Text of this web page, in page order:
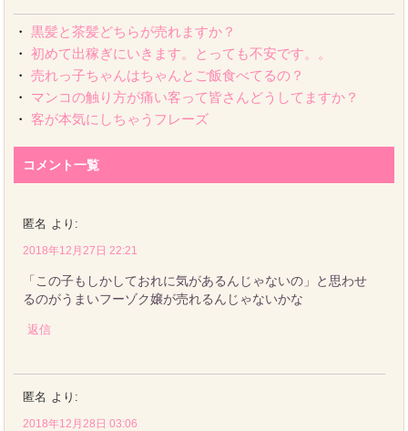
・ 黒髪と茶髪どちらが売れますか？
・ 初めて出稼ぎにいきます。とっても不安です。。
・ 売れっ子ちゃんはちゃんとご飯食べてるの？
・
マンコの触り方が痛い客って皆さんどうしてますか？
・ 客が本気にしちゃうフレーズ
コメント一覧
匿名 より:
2018年12月27日 22:21
「この子もしかしておれに気があるんじゃないの」と思わせ
るのがうまいフーゾク嬢が売れるんじゃないかな
返信
匿名 より:
2018年12月28日 03:06